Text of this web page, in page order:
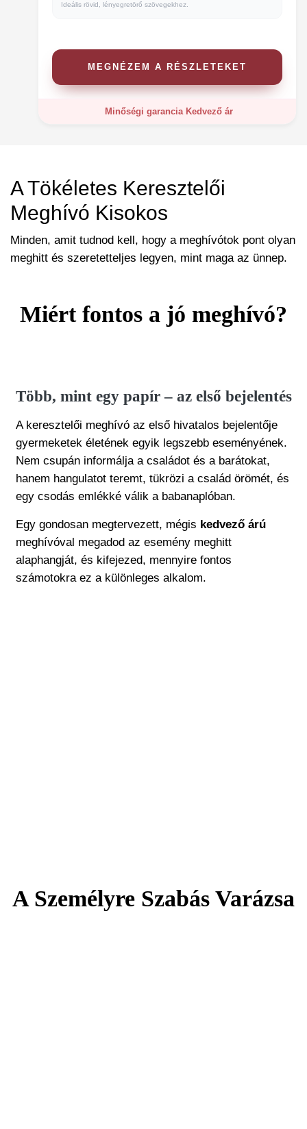
Ideális rövid, lényegretörő szövegekhez.
MEGNÉZEM A RÉSZLETEKET
Minőségi garanciaKedvező ár
A Tökéletes Keresztelői
Meghívó Kisokos
Minden, amit tudnod kell, hogy a meghívótok pont olyan
meghitt és szeretetteljes legyen, mint maga az ünnep.
Miért fontos a jó meghívó?
Több, mint egy papír – az első bejelentés
A keresztelői meghívó az első hivatalos bejelentője
gyermeketek életének egyik legszebb eseményének.
Nem csupán informálja a családot és a barátokat,
hanem hangulatot teremt, tükrözi a család örömét, és
egy csodás emlékké válik a babanaplóban.
Egy gondosan megtervezett, mégis kedvező árú
meghívóval megadod az esemény meghitt
alaphangját, és kifejezed, mennyire fontos
számotokra ez a különleges alkalom.
A Személyre Szabás Varázsa